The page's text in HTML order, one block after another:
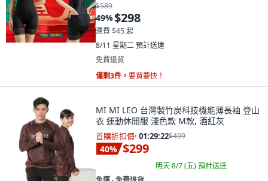
$589
49%$298
運費 $45 起
8/11 星期二預計送達
免費退貨
僅剩3件， 要買要快！
MI MI LEO 台灣製竹炭科技機能薄長袖 登山
衣 運動休閒服 淺色款 M款, 酒紅灰
首購折扣價· 01:29:21$499
40% $299
明天 8/7 (五)預計送達